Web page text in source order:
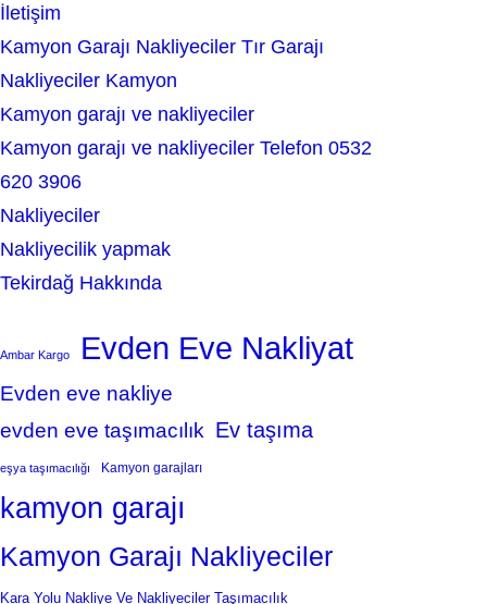
İletişim
Kamyon Garajı Nakliyeciler Tır Garajı
Nakliyeciler Kamyon
Kamyon garajı ve nakliyeciler
Kamyon garajı ve nakliyeciler Telefon 0532
620 3906
Nakliyeciler
Nakliyecilik yapmak
Tekirdağ Hakkında
Ambar Kargo Evden Eve Nakliyat
Evden eve nakliye
evden eve taşımacılık Ev taşıma
eşya taşımacılığı Kamyon garajları
kamyon garajı
Kamyon Garajı Nakliyeciler
Kara Yolu Nakliye Ve Nakliyeciler Taşımacılık